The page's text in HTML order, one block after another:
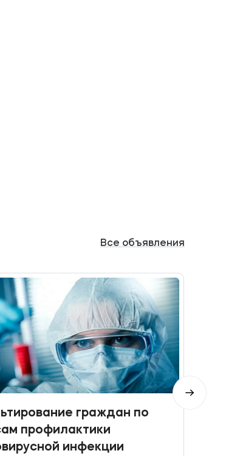
Все объявления
граждан по
профилактики
инфекции